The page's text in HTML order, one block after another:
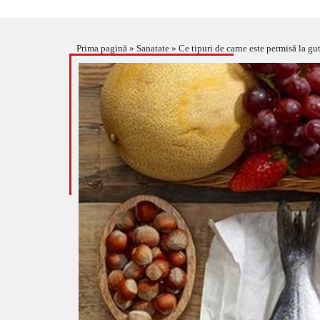
Prima pagină » Sanatate » Ce tipuri de carne este permisă la